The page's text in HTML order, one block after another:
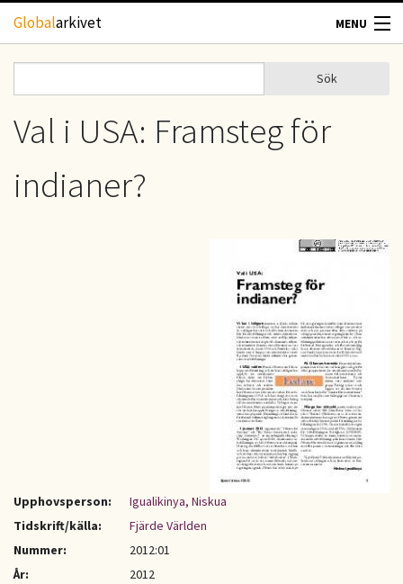
Hoppa till huvudinnehåll
Globalarkivet MENU
TIDSKRIFTER
GEOGRAFI
Sökformulär
Sök
Val i USA: Framsteg för
indianer?
Upphovsperson:
Igualikinya, Niskua
Tidskrift/källa:
Fjärde Världen
Nummer:
2012:01
År:
2012